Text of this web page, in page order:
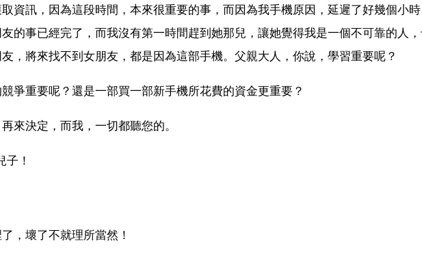
資訊，因為這段時間，本來很重要的事，而因為我手機原因，延遲了好幾個小
的事已經完了，而我沒有第一時間趕到她那兒，讓她覺得我是一個不可靠的人
，將來找不到女朋友，都是因為這部手機。父親大人，你說，學習重要呢？
爭重要呢？還是一部買一部新手機所花費的資金更重要？
來決定，而我，一切都聽您的。
！
，壞了不就理所當然！